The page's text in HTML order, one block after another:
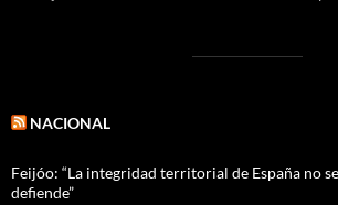
NACIONAL
Feijóo: “La integridad territorial de España no
defiende”